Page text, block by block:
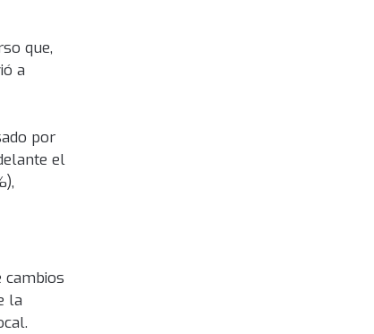
que,
a
por
el
la